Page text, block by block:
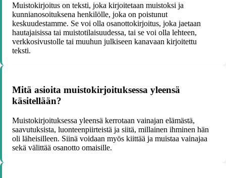
Muistokirjoitus on teksti, joka kirjoitetaan muistoksi ja
kunnianosoituksena henkilölle, joka on poistunut
keskuudestamme. Se voi olla osanottokirjoitus, joka jaetaan
hautajaisissa tai muistotilaisuudessa, tai se voi olla lehteen,
verkkosivustolle tai muuhun julkiseen kanavaan kirjoitettu
teksti.
Mitä asioita muistokirjoituksessa yleensä
käsitellään?
Muistokirjoituksessa yleensä kerrotaan vainajan elämästä,
saavutuksista, luonteenpiirteistä ja siitä, millainen ihminen hän
oli läheisilleen. Siinä voidaan myös kiittää ja muistaa vainajaa
sekä välittää osanotto omaisille.